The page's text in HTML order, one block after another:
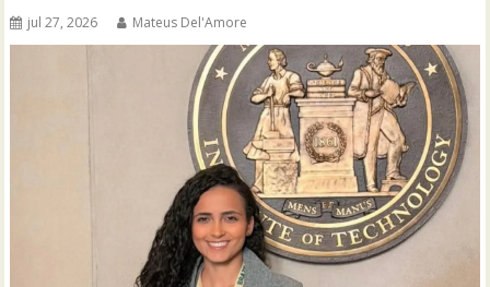
jul 27, 2026 Mateus Del'Amore